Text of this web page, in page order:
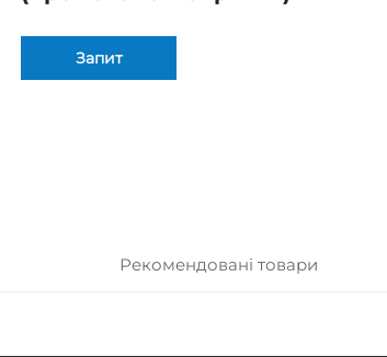
Запит
Рекомендовані товари